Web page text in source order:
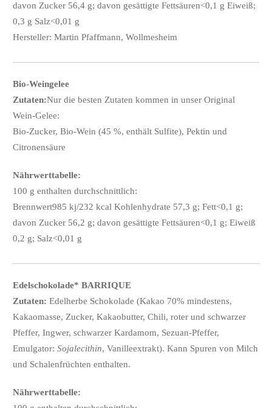
davon Zucker 56,4 g; davon gesättigte Fettsäuren<0,1 g Eiweiß;
0,3 g Salz<0,01 g
Hersteller: Martin Pfaffmann, Wollmesheim
Bio-Weingelee
Zutaten:Nur die besten Zutaten kommen in unser Original
Wein-Gelee:
Bio-Zucker, Bio-Wein (45 %, enthält Sulfite), Pektin und
Citronensäure
Nährwerttabelle:
100 g enthalten durchschnittlich:
Brennwert985 kj/232 kcal Kohlenhydrate 57,3 g; Fett<0,1 g;
davon Zucker 56,2 g; davon gesättigte Fettsäuren<0,1 g; Eiweiß
0,2 g; Salz<0,01 g
Edelschokolade* BARRIQUE
Zutaten: Edelherbe Schokolade (Kakao 70% mindestens,
Kakaomasse, Zucker, Kakaobutter, Chili, roter und schwarzer
Pfeffer, Ingwer, schwarzer Kardamom, Sezuan-Pfeffer,
Emulgator: Sojalecithin, Vanilleextrakt). Kann Spuren von Milch
und Schalenfrüchten enthalten.
Nährwerttabelle: